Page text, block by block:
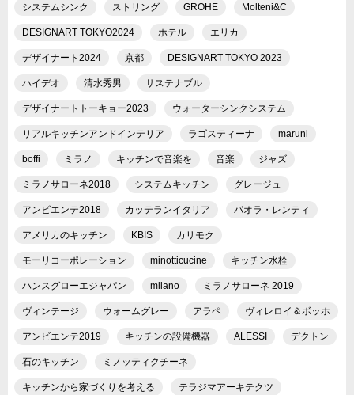
システムシンク ストリング GROHE Molteni&C
DESIGNART TOKYO2024 ホテル エリカ
デザイナート2024 京都 DESIGNART TOKYO 2023
ハイデオ 清水秀男 サステナブル
デザイナートトーキョー2023 ウォーターシンクシステム
リアルキッチンアンドインテリア ラゴスティーナ maruni
boffi ミラノ キッチンで音楽を 音楽 ジャズ
ミラノサローネ2018 システムキッチン グレージュ
アンビエンテ2018 カッテランイタリア パオラ・レンティ
アメリカのキッチン KBIS カリモク
モーリコーポレーション minotticucine キッチン水栓
ハンスグローエジャパン milano ミラノサローネ 2019
ヴィンテージ ウォームグレー アラペ ヴィレロイ＆ボッホ
アンビエンテ2019 キッチンの設備機器 ALESSI デクトン
石のキッチン ミノッティクチーネ
キッチンから家づくりを考える テラジマアーキテクツ